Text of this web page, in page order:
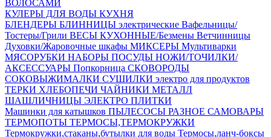
ВОЛОСАМИ
КУЛЕРЫ ДЛЯ ВОДЫ КУХНЯ
БЛЕНДЕРЫ БЛИННИЦЫ электрические Вафельницы/
Тостеры/Грили ВЕСЫ КУХОННЫЕ/Безмены Ветчинницы
Духовки/Жаровочные шкафы МИКСЕРЫ Мультиварки
МЯСОРУБКИ НАБОРЫ ПОСУДЫ НОЖИ/ТОЧИЛКИ/
АКСЕССУАРЫ Попкорница СКОВОРОДЫ
СОКОВЫЖИМАЛКИ СУШИЛКИ электро для продуктов
ТЕРКИ ХЛЕБОПЕЧИ ЧАЙНИКИ МЕТАЛЛ
ШАШЛИЧНИЦЫ ЭЛЕКТРО ПЛИТКИ
Машинки для катышков ПЫЛЕСОСЫ РАЗНОЕ САМОВАРЫ
ТЕРМОПОТЫ ТЕРМОСЫ,ТЕРМОКРУЖКИ
Термокружки,стаканы,бутылки для воды Термосы,ланч-боксы